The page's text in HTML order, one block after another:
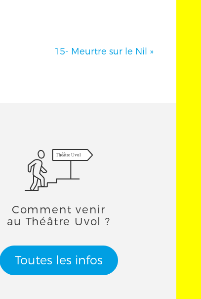
15- Meurtre sur le Nil »
Théâtre Uvol
Comment venir
au Théâtre Uvol ?
Toutes les infos